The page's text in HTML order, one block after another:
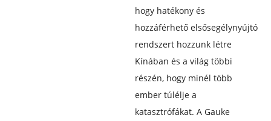
hogy hatékony és
hozzáférhető elsősegélynyújtó
rendszert hozzunk létre
Kínában és a világ többi
részén, hogy minél több
ember túlélje a
katasztrófákat. A Gauke